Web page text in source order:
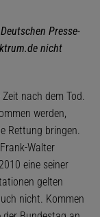
Presse-
nicht
nach dem Tod.
werden,
Rettung bringen.
Walter
eine seiner
gelten
nicht. Kommen